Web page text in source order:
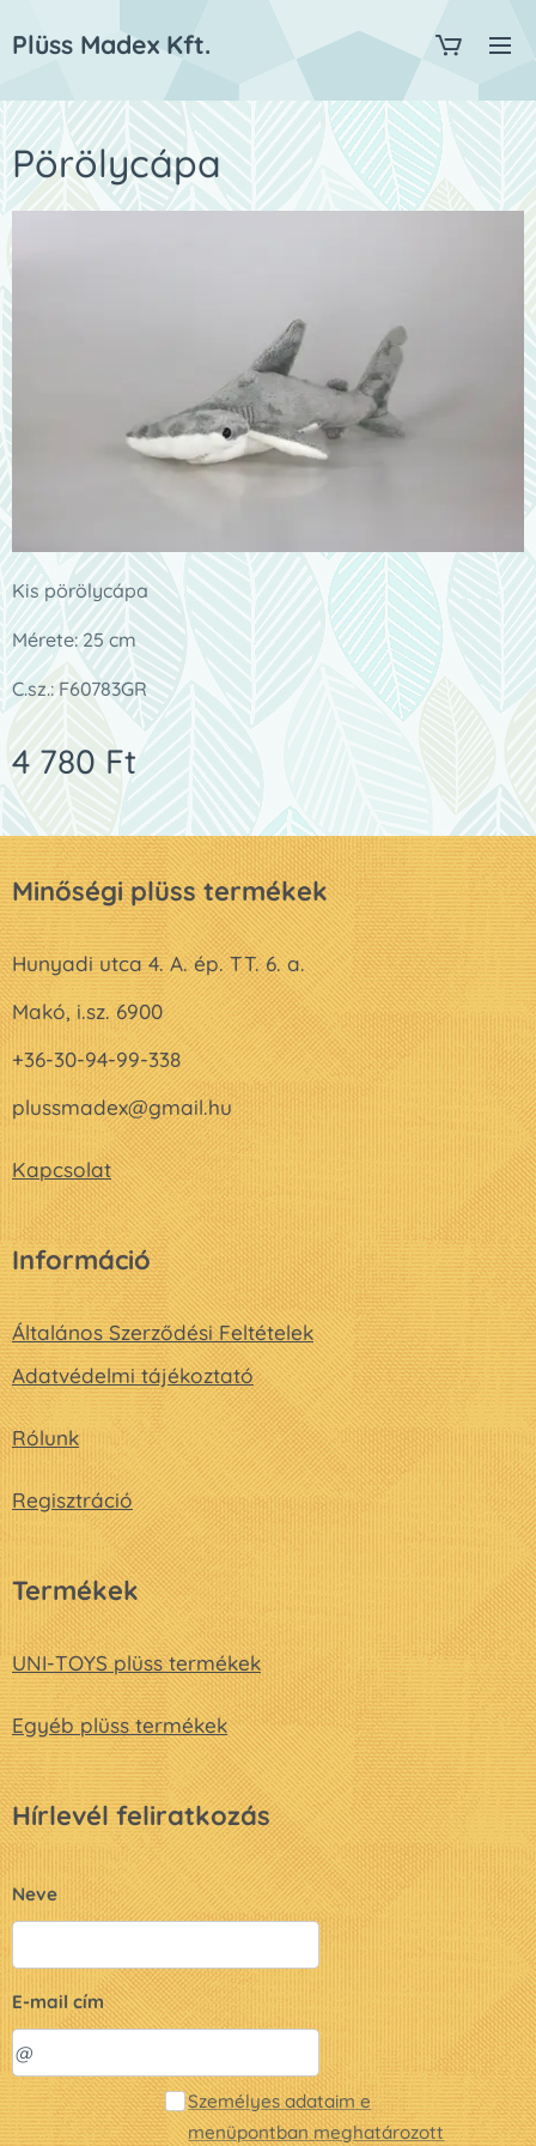
Plüss Madex Kft.
Pörölycápa
Kis pörölycápa
Mérete: 25 cm
C.sz.: F60783GR
4 780 Ft
Minőségi plüss termékek
Hunyadi utca 4. A. ép. TT. 6. a.
Makó, i.sz. 6900
+36-30-94-99-338
plussmadex@gmail.hu
Kapcsolat
Információ
Általános Szerződési Feltételek
Adatvédelmi tájékoztató
Rólunk
Regisztráció
Termékek
UNI-TOYS plüss termékek
Egyéb plüss termékek
Hírlevél feliratkozás
Neve
E-mail cím
Személyes adataim e
menüpontban meghatározott